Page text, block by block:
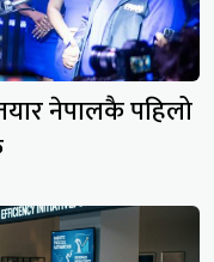
तयार नेपालकै पहिलो